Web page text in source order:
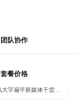
团队协作
套餐价格
可爱插画风大字扁平新媒体干货分享小红书封面